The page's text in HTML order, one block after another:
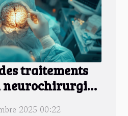
traitements
neurochirurgie
2025 00:22